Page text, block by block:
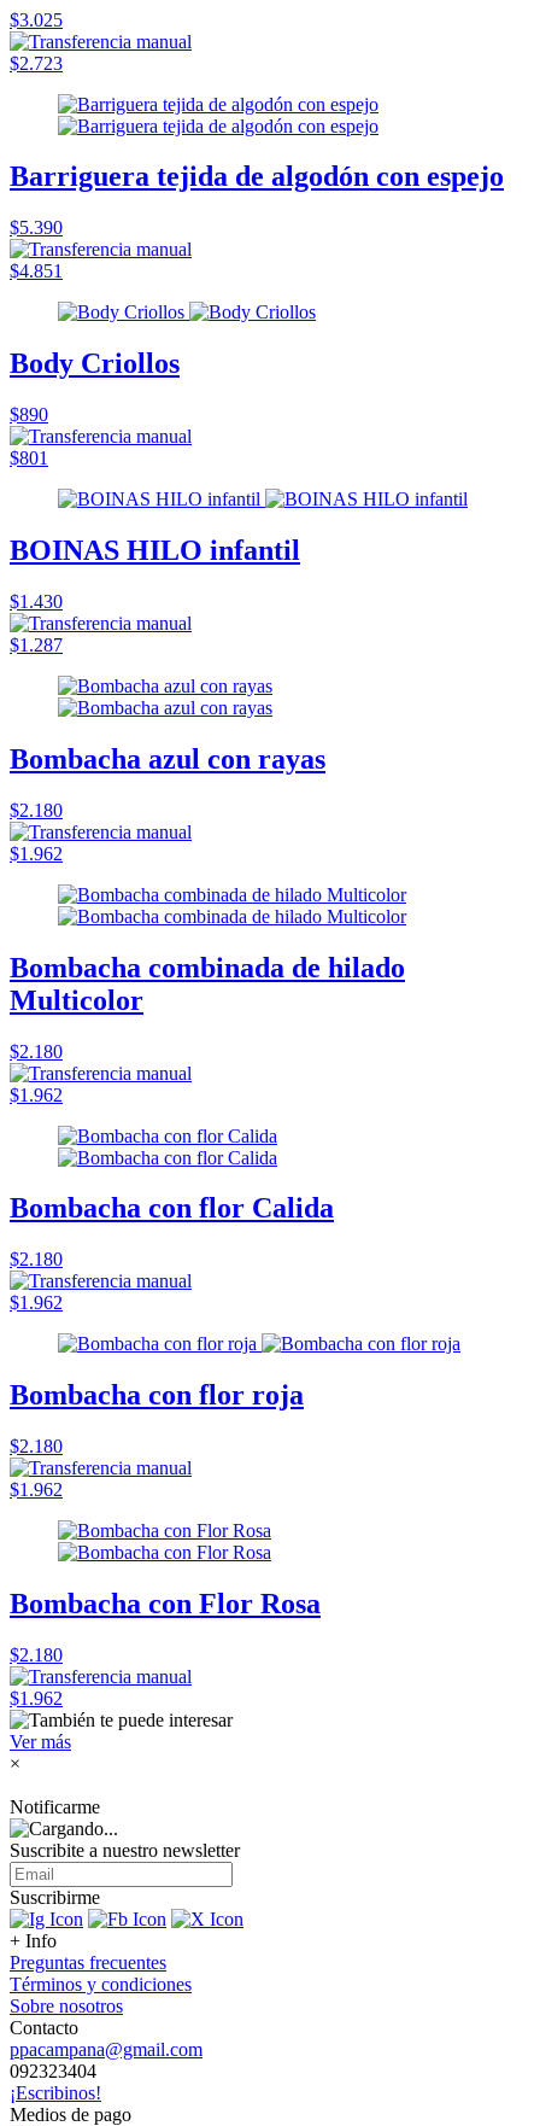
$3.025
$2.723
Barriguera tejida de algodón con espejo
$5.390
$4.851
Body Criollos
$890
$801
BOINAS HILO infantil
$1.430
$1.287
Bombacha azul con rayas
$2.180
$1.962
Bombacha combinada de hilado
Multicolor
$2.180
$1.962
Bombacha con flor Calida
$2.180
$1.962
Bombacha con flor roja
$2.180
$1.962
Bombacha con Flor Rosa
$2.180
$1.962
Ver más
×
Notificarme
Suscribite a nuestro newsletter
Suscribirme
+ Info
Preguntas frecuentes
Términos y condiciones
Sobre nosotros
Contacto
ppacampana@gmail.com
092323404
¡Escribinos!
Medios de pago